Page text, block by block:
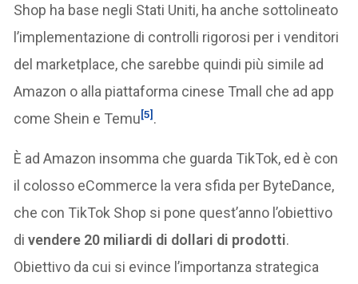
Shop ha base negli Stati Uniti, ha anche sottolineato
l’implementazione di controlli rigorosi per i venditori
del marketplace, che sarebbe quindi più simile ad
Amazon o alla piattaforma cinese Tmall che ad app
come Shein e Temu[5] .
È ad Amazon insomma che guarda TikTok, ed è con
il colosso eCommerce la vera sfida per ByteDance,
che con TikTok Shop si pone quest’anno l’obiettivo
di vendere 20 miliardi di dollari di prodotti.
Obiettivo da cui si evince l’importanza strategica